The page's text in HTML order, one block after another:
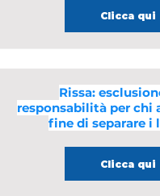
Clicca qui
Rissa:
responsabilità per chi
fine di separare
Clicca qui